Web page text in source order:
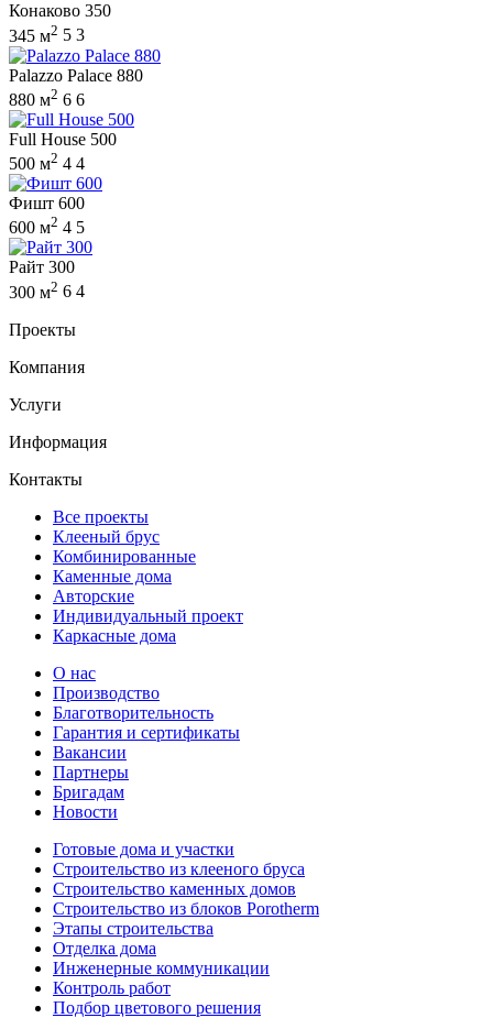
Конаково 350
345 м2 5 3
Palazzo Palace 880
880 м2 6 6
Full House 500
500 м2 4 4
Фишт 600
600 м2 4 5
Райт 300
300 м2 6 4
Проекты
Компания
Услуги
Информация
Контакты
Все проекты
Клееный брус
Комбинированные
Каменные дома
Авторские
Индивидуальный проект
Каркасные дома
О нас
Производство
Благотворительность
Гарантия и сертификаты
Вакансии
Партнеры
Бригадам
Новости
Готовые дома и участки
Строительство из клееного бруса
Строительство каменных домов
Строительство из блоков Porotherm
Этапы строительства
Отделка дома
Инженерные коммуникации
Контроль работ
Подбор цветового решения